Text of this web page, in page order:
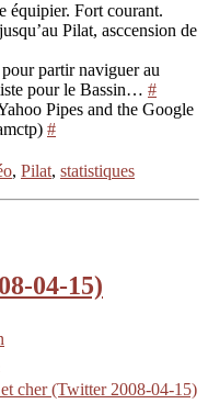
équipier. Fort courant.
Pilat, asccension de
partir naviguer au
pour le Bassin… #
Pipes and the Google
#
, Pilat, statistiques
04-15)
cher (Twitter 2008-04-15)